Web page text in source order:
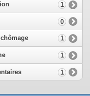
1
0
1
1
1